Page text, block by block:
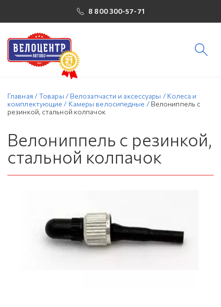
8 800 300-57-71
Главная /Товары / Велозапчасти и аксессуары / Колеса и
комплектующие / Камеры велосипедные / Велониппель c
резинкой, стальной колпачок
Велониппель c резинкой,
стальной колпачок